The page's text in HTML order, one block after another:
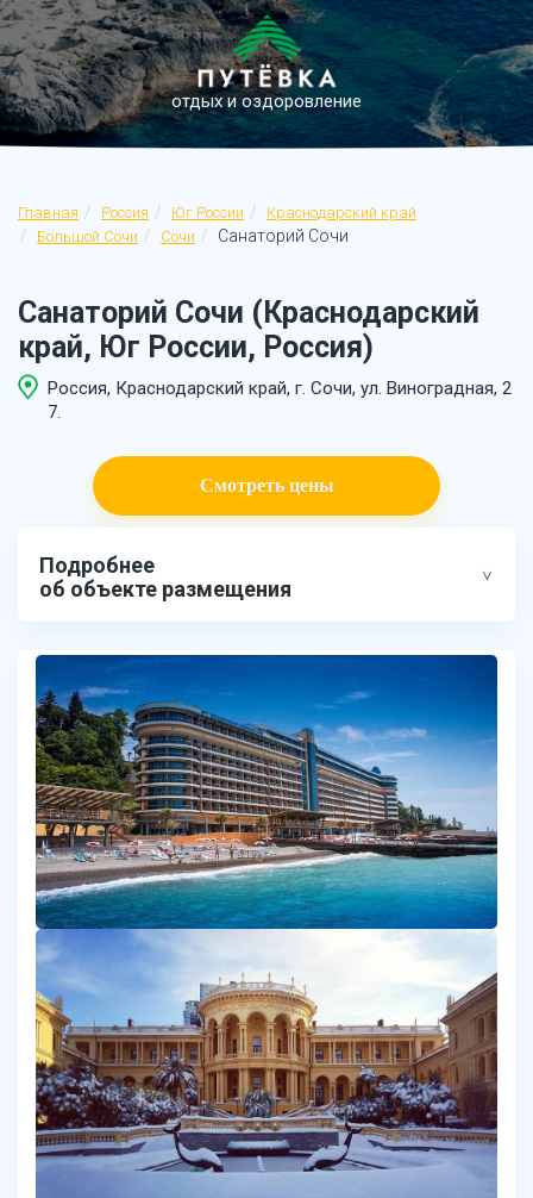
отдых и оздоровление
Главная Россия Юг России
Краснодарский край
Большой Сочи
Сочи Санаторий Сочи
Санаторий Сочи (Краснодарский
край, Юг России, Россия)
Россия, Краснодарский край, г. Сочи, ул. Виноградная, 2
7.
Смотреть цены
Подробнее
об объекте размещения